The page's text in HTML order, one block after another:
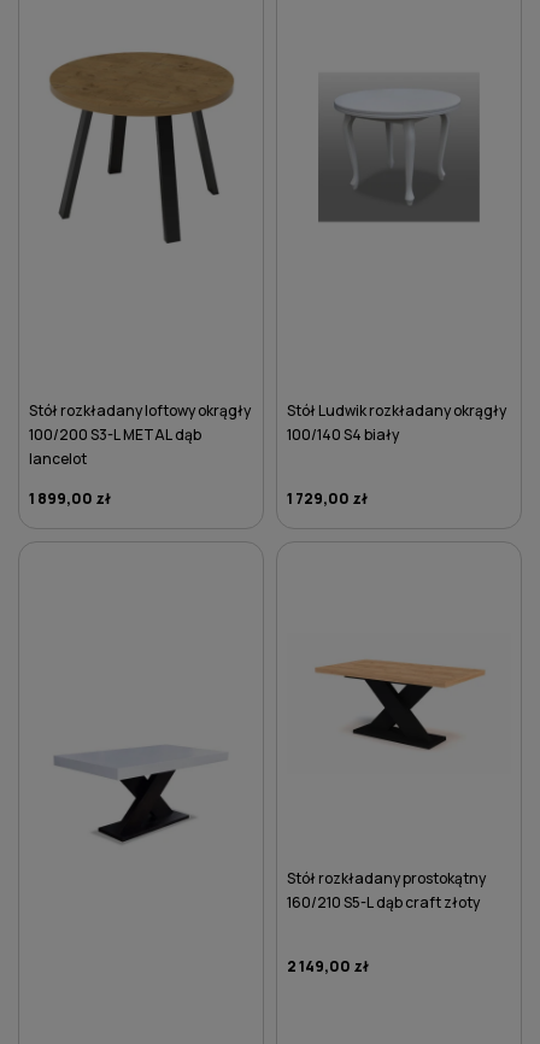
Stół rozkładany loftowy okrągły
100/200 S3-L METAL dąb
lancelot
1 899,00 zł
Stół Ludwik rozkładany okrągły
100/140 S4 biały
1 729,00 zł
Stół rozkładany prostokątny
160/210 S5-L dąb craft złoty
2 149,00 zł